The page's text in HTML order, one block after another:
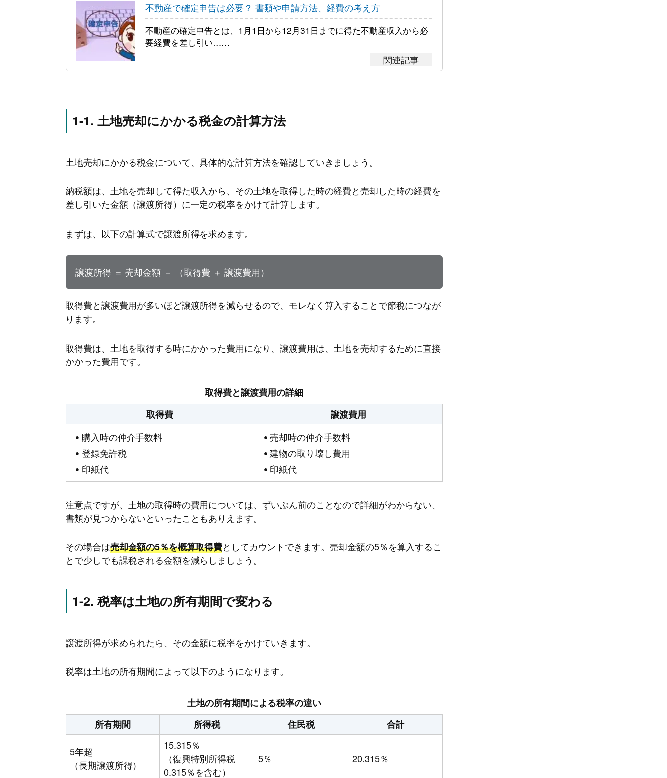
不動産で確定申告は必要？ 書類や申請方法、経費の考え方
不動産の確定申告とは、1月1日から12月31日までに得た不動産収入から必
要経費を差し引い……
土地売却にかかる税金の計算方法
土地売却にかかる税金について、具体的な計算方法を確認していきましょう。
納税額は、土地を売却して得た収入から、その土地を取得した時の経費と売却した時の経費を
差し引いた金額（譲渡所得）に一定の税率をかけて計算します。
まずは、以下の計算式で譲渡所得を求めます。
譲渡所得 ＝ 売却金額 － （取得費 ＋ 譲渡費用）
取得費と譲渡費用が多いほど譲渡所得を減らせるので、モレなく算入することで節税につなが
ります。
取得費は、土地を取得する時にかかった費用になり、譲渡費用は、土地を売却するために直接
かかった費用です。
取得費と譲渡費用の詳細
取得費
譲渡費用
購入時の仲介手数料
登録免許税
印紙代
売却時の仲介手数料
建物の取り壊し費用
印紙代
注意点ですが、土地の取得時の費用については、ずいぶん前のことなので詳細がわからない、
書類が見つからないといったこともありえます。
その場合は売却金額の5％を概算取得費としてカウントできます。売却金額の5％を算入するこ
とで少しでも課税される金額を減らしましょう。
税率は土地の所有期間で変わる
譲渡所得が求められたら、その金額に税率をかけていきます。
税率は土地の所有期間によって以下のようになります。
土地の所有期間による税率の違い
所有期間
所得税 住民税 合計
5年超
（長期譲渡所得）
15.315％
（復興特別所得税
0.315％を含む）
5％ 20.315％